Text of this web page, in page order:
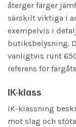
återger färger
särskilt viktiga i
exempelvis i
butiksbelysning.
vanligtvis runt
referens för
IK-klass
IK-klassning
mot slag och